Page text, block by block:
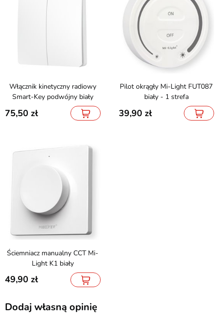
Włącznik kinetyczny radiowy
Smart-Key podwójny biały
75,50
Pilot okrągły Mi-Light FUT087
biały - 1 strefa
39,90
Ściemniacz manualny CCT Mi-
Light K1 biały
49,90
Dodaj własną opinię